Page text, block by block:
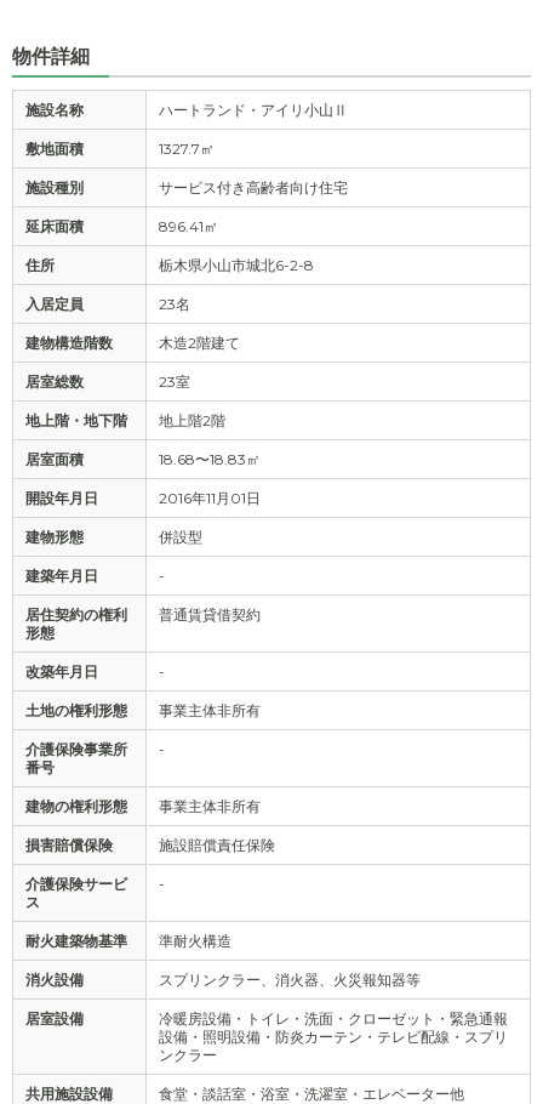
物件詳細
施設名称 ハートランド・アイリ小山Ⅱ
敷地面積 1327.7㎡
施設種別 サービス付き高齢者向け住宅
延床面積 896.41㎡
住所 栃木県小山市城北6-2-8
入居定員 23名
建物構造階数 木造2階建て
居室総数 23室
地上階・地下階 地上階2階
居室面積 18.68〜18.83㎡
開設年月日 2016年11月01日
建物形態 併設型
建築年月日 -
居住契約の権利
形態
普通賃貸借契約
改築年月日 -
土地の権利形態 事業主体非所有
介護保険事業所
番号
-
建物の権利形態 事業主体非所有
損害賠償保険 施設賠償責任保険
介護保険サービ
ス
-
耐火建築物基準 準耐火構造
消火設備 スプリンクラー、消火器、火災報知器等
居室設備
冷暖房設備・トイレ・洗面・クローゼット・緊急通報
設備・照明設備・防炎カーテン・テレビ配線・スプリ
ンクラー
共用施設設備 食堂・談話室・浴室・洗濯室・エレベーター他